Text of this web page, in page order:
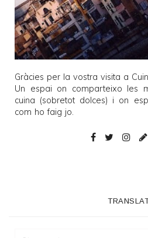
Gràcies per la vostra visita a
Un espai on comparteixo les
cuina (sobretot dolces) i on
com ho faig jo.